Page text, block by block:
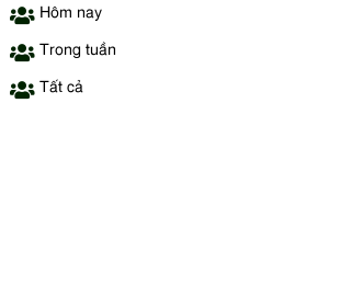
Hôm nay
Trong tuần
Tất cả